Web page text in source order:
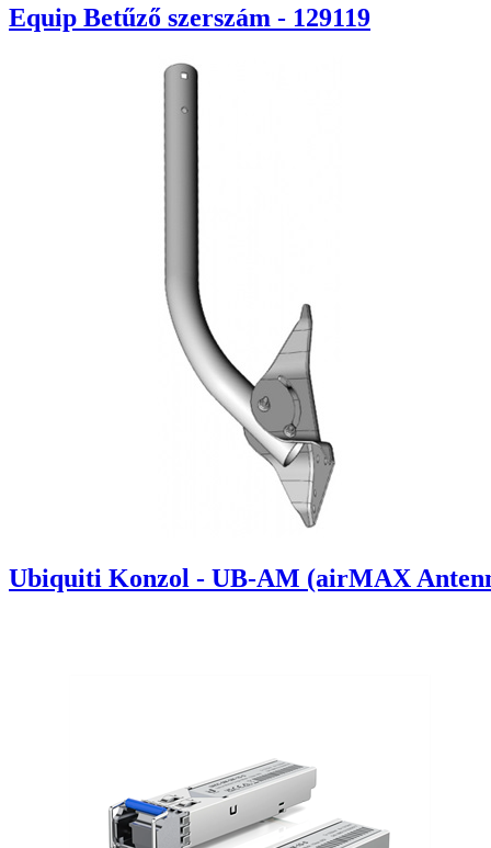
Equip Betűző szerszám - 129119
Ubiquiti Konzol - UB-AM (airMAX